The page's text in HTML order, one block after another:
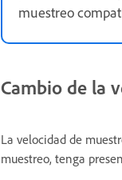
muestreo
Cambio de la
La velocidad de
muestreo, tenga